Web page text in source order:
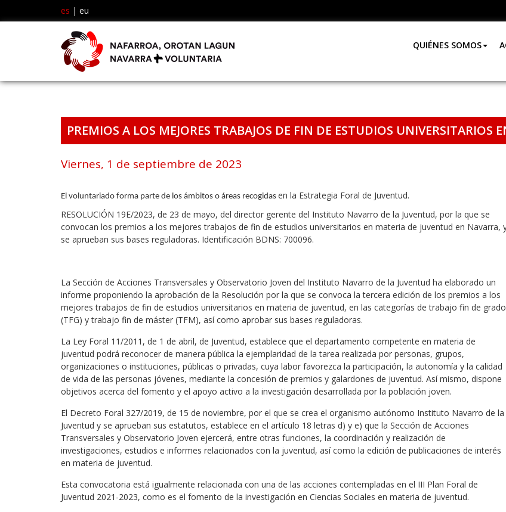
es | eu
QUIÉNES SOMOS
PREMIOS A LOS MEJORES TRABAJOS DE FIN DE ESTUDIOS UNIVERSITARIOS
Viernes, 1 de septiembre de 2023
El voluntariado forma parte de los ámbitos o áreas recogidas en la Estrategia Foral de Juventud.
RESOLUCIÓN 19E/2023, de 23 de mayo, del director gerente del Instituto Navarro de la Juventud, por la que se
convocan los premios a los mejores trabajos de fin de estudios universitarios en materia de juventud en Navarra,
se aprueban sus bases reguladoras. Identificación BDNS: 700096.
La Sección de Acciones Transversales y Observatorio Joven del Instituto Navarro de la Juventud ha elaborado un
informe proponiendo la aprobación de la Resolución por la que se convoca la tercera edición de los premios a los
mejores trabajos de fin de estudios universitarios en materia de juventud, en las categorías de trabajo fin de grado
(TFG) y trabajo fin de máster (TFM), así como aprobar sus bases reguladoras.
La Ley Foral 11/2011, de 1 de abril, de Juventud, establece que el departamento competente en materia de
juventud podrá reconocer de manera pública la ejemplaridad de la tarea realizada por personas, grupos,
organizaciones o instituciones, públicas o privadas, cuya labor favorezca la participación, la autonomía y la calidad
de vida de las personas jóvenes, mediante la concesión de premios y galardones de juventud. Así mismo, dispone
objetivos acerca del fomento y el apoyo activo a la investigación desarrollada por la población joven.
El Decreto Foral 327/2019, de 15 de noviembre, por el que se crea el organismo autónomo Instituto Navarro de la
Juventud y se aprueban sus estatutos, establece en el artículo 18 letras d) y e) que la Sección de Acciones
Transversales y Observatorio Joven ejercerá, entre otras funciones, la coordinación y realización de
investigaciones, estudios e informes relacionados con la juventud, así como la edición de publicaciones de interés
en materia de juventud.
Esta convocatoria está igualmente relacionada con una de las acciones contempladas en el III Plan Foral de
Juventud 2021-2023, como es el fomento de la investigación en Ciencias Sociales en materia de juventud.